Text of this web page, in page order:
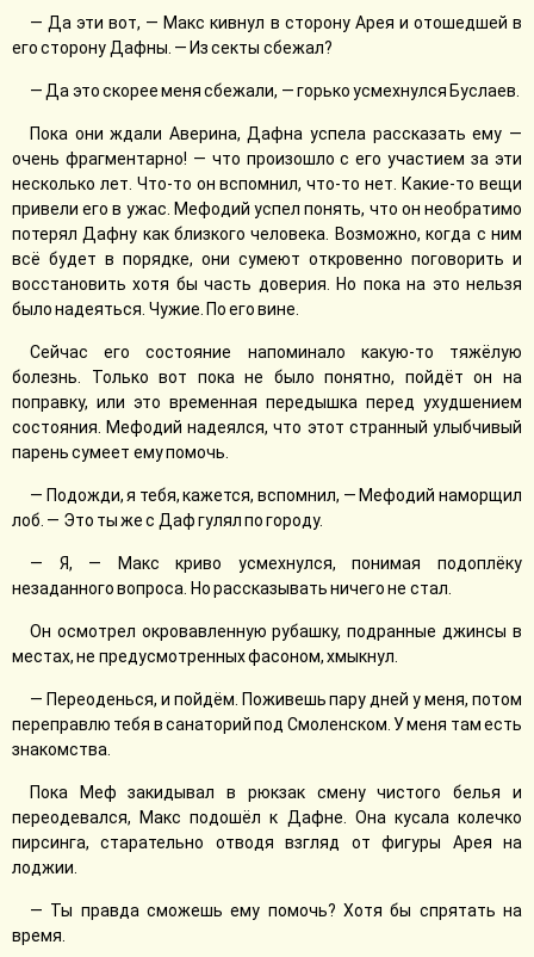
— Да эти вот, — Макс кивнул в сторону Арея и отошедшей в
его сторону Дафны. — Из секты сбежал?
— Да это скорее меня сбежали, — горько усмехнулся Буслаев.
Пока они ждали Аверина, Дафна успела рассказать ему —
очень фрагментарно! — что произошло с его участием за эти
несколько лет. Что-то он вспомнил, что-то нет. Какие-то вещи
привели его в ужас. Мефодий успел понять, что он необратимо
потерял Дафну как близкого человека. Возможно, когда с ним
всё будет в порядке, они сумеют откровенно поговорить и
восстановить хотя бы часть доверия. Но пока на это нельзя
было надеяться. Чужие. По его вине.
Сейчас его состояние напоминало какую-то тяжёлую
болезнь. Только вот пока не было понятно, пойдёт он на
поправку, или это временная передышка перед ухудшением
состояния. Мефодий надеялся, что этот странный улыбчивый
парень сумеет ему помочь.
— Подожди, я тебя, кажется, вспомнил, — Мефодий наморщил
лоб. — Это ты же с Даф гулял по городу.
— Я, — Макс криво усмехнулся, понимая подоплёку
незаданного вопроса. Но рассказывать ничего не стал.
Он осмотрел окровавленную рубашку, подранные джинсы в
местах, не предусмотренных фасоном, хмыкнул.
— Переоденься, и пойдём. Поживешь пару дней у меня, потом
переправлю тебя в санаторий под Смоленском. У меня там есть
знакомства.
Пока Меф закидывал в рюкзак смену чистого белья и
переодевался, Макс подошёл к Дафне. Она кусала колечко
пирсинга, старательно отводя взгляд от фигуры Арея на
лоджии.
— Ты правда сможешь ему помочь? Хотя бы спрятать на
время.